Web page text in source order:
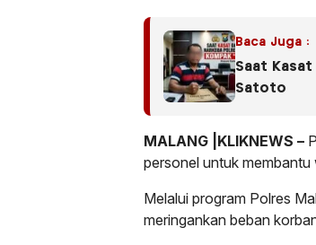
Baca Juga :
Saat Kasat
Satoto
MALANG |KLIKNEWS –
personel untuk
Melalui program Polres
meringankan beban